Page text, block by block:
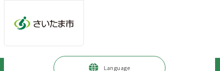
Language
暮らし・手続き > 住まい・暮らし・相談